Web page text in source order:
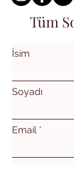
Tüm
İsim
Soyadı
Email